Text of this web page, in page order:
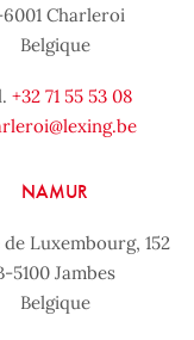
6001 Charleroi
Belgique
+32 71 55 53 08
NAMUR
de Luxembourg, 152
5100 Jambes
Belgique